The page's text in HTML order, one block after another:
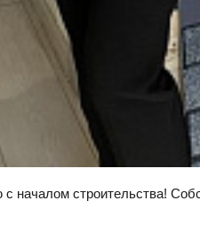
началом строительства!